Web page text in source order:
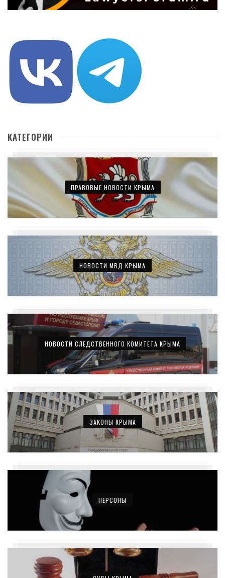
КАТЕГОРИИ
ПРАВОВЫЕ НОВОСТИ КРЫМА
НОВОСТИ МВД КРЫМА
НОВОСТИ СЛЕДСТВЕННОГО КОМИТЕТА КРЫМА
ЗАКОНЫ КРЫМА
ПЕРСОНЫ